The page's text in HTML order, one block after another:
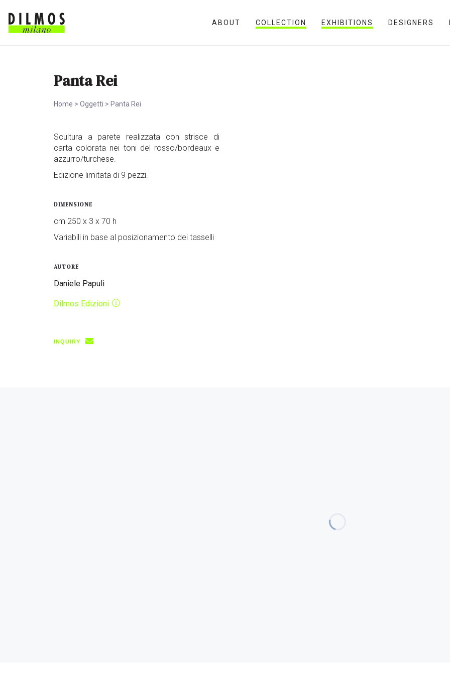
ABOUT COLLECTION EXHIBITIONS DESIGNERS
Panta Rei
Home > Oggetti > Panta Rei
Scultura a parete realizzata con strisce di
carta colorata nei toni del rosso/bordeaux e
azzurro/turchese.
Edizione limitata di 9 pezzi.
DIMENSIONE
cm 250 x 3 x 70 h
Variabili in base al posizionamento dei tasselli
AUTORE
Daniele Papuli
Dilmos Edizioni
INQUIRY